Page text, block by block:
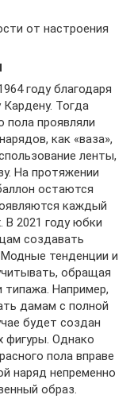
от настроения
году благодаря
Тогда
пола проявляли
как «ваза»,
ленты,
На протяжении
остаются
каждый
В 2021 году юбки
создавать
тенденции и
обращая
типажа. Например,
дамам с полной
будет создан
фигуры. Однако
пола вправе
наряд непременно
образ.